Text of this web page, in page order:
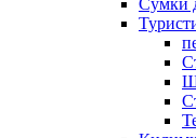
Сумки